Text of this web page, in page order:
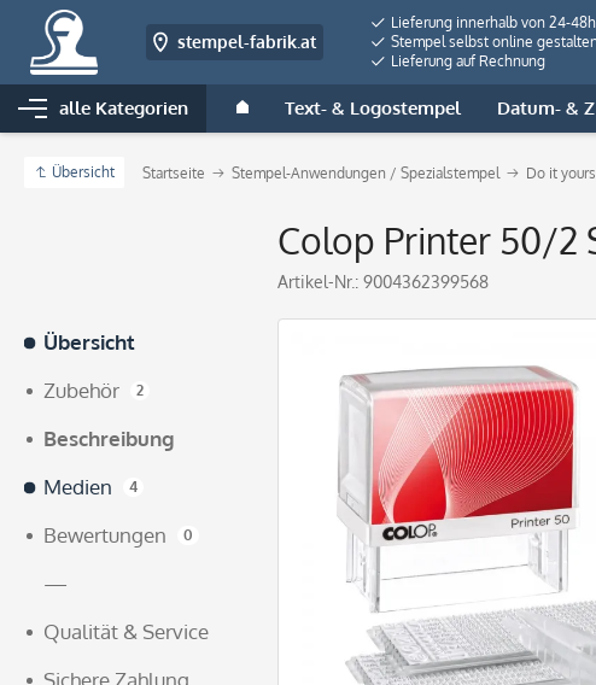
stempel-fabrik.at
Lieferung innerhalb von 24-48h
Stempel selbst online
Lieferung auf Rechnung
alle Kategorien Text- & Logostempel Datum- &
Übersicht Startseite Stempel-Anwendungen / Spezialstempel Do it
Colop Printer 50/2
Artikel-Nr.: 9004362399568
Übersicht
Zubehör
2
Beschreibung
Medien
4
Bewertungen 0
—
Qualität & Service
Sichere Zahlung